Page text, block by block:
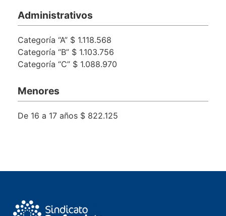
Administrativos
Categoría “A” $ 1.118.568
Categoría “B” $ 1.103.756
Categoría “C” $ 1.088.970
Menores
De 16 a 17 años $ 822.125